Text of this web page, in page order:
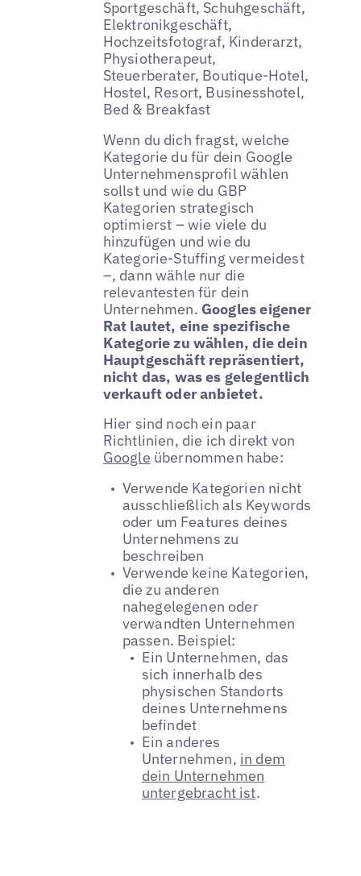
Sportgeschäft, Schuhgeschäft,
Elektronikgeschäft,
Hochzeitsfotograf, Kinderarzt,
Physiotherapeut,
Steuerberater, Boutique-Hotel,
Hostel, Resort, Businesshotel,
Bed & Breakfast
Wenn du dich fragst, welche
Kategorie du für dein Google
Unternehmensprofil wählen
sollst und wie du GBP
Kategorien strategisch
optimierst – wie viele du
hinzufügen und wie du
Kategorie-Stuffing vermeidest
–, dann wähle nur die
relevantesten für dein
Unternehmen. Googles eigener
Rat lautet, eine spezifische
Kategorie zu wählen, die dein
Hauptgeschäft repräsentiert,
nicht das, was es gelegentlich
verkauft oder anbietet.
Hier sind noch ein paar
Richtlinien, die ich direkt von
Google übernommen habe:
Verwende Kategorien nicht
ausschließlich als Keywords
oder um Features deines
Unternehmens zu
beschreiben
Verwende keine Kategorien,
die zu anderen
nahegelegenen oder
verwandten Unternehmen
passen. Beispiel:
Ein Unternehmen, das
sich innerhalb des
physischen Standorts
deines Unternehmens
befindet
Ein anderes
Unternehmen, in dem
dein Unternehmen
untergebracht ist.